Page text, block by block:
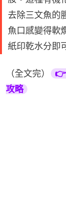
去除三文魚的
魚口感變得軟
紙印乾水分即
（全文完）
攻略